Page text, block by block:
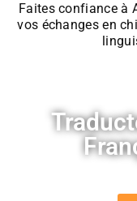
Faites confiance à
vos échanges en